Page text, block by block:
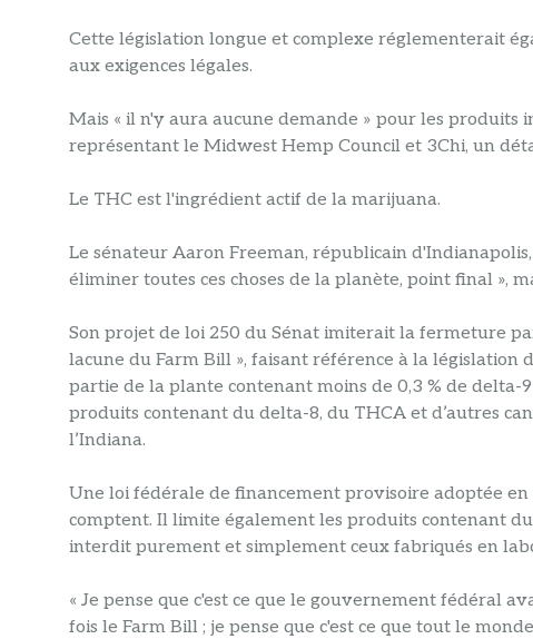
Cette législation longue et complexe réglementerait
aux exigences légales.
Mais « il n'y aura aucune demande » pour les produits
représentant le Midwest Hemp Council et 3Chi, un
Le THC est l'ingrédient actif de la marijuana.
Le sénateur Aaron Freeman, républicain
éliminer toutes ces choses de la planète, point final »,
Son projet de loi 250 du Sénat imiterait la fermeture
lacune du Farm Bill », faisant référence à la
partie de la plante contenant moins de 0,3 % de delta-
produits contenant du delta-8, du THCA et d’autres
l’Indiana.
Une loi fédérale de financement provisoire adoptée
comptent. Il limite également les produits contenant
interdit purement et simplement ceux fabriqués en
« Je pense que c'est ce que le gouvernement fédéral
fois le Farm Bill ; je pense que c'est ce que tout le